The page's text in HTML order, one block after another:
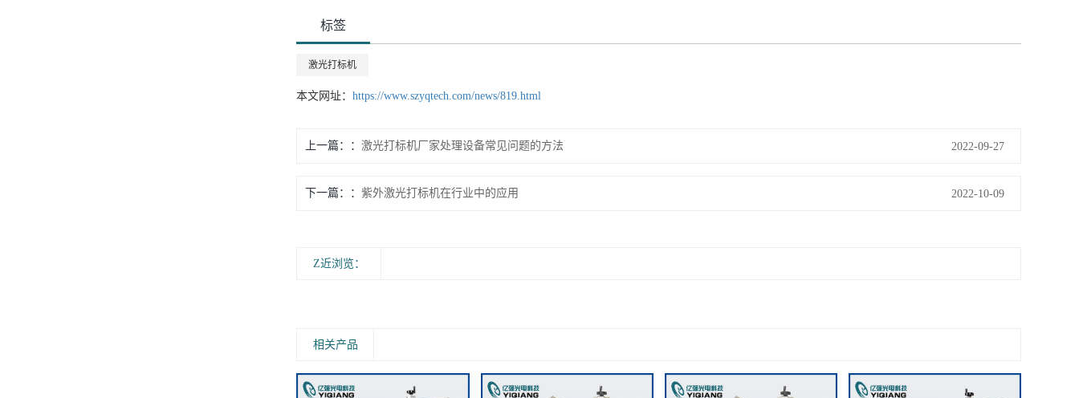
标签
激光打标机
本文网址： https://www.szyqtech.com/news/819.html
上一篇： 激光打标机厂家处理设备常见问题的方法 2022-09-27
下一篇： 紫外激光打标机在行业中的应用 2022-10-09
Z近浏览：
相关产品